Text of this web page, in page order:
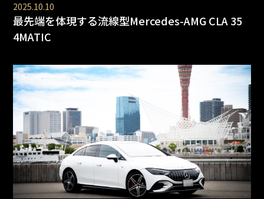
2025.10.10
最先端を体現する流線型Mercedes-AMG CLA 35
4MATIC